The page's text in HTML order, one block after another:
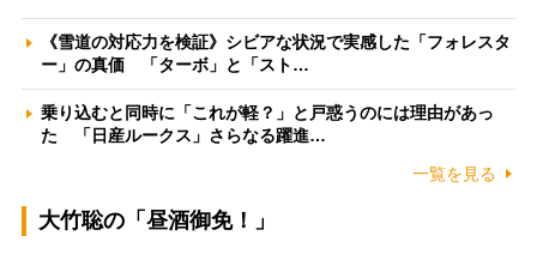
《雪道の対応力を検証》シビアな状況で実感した「フォレスタ
ー」の真価 「ターボ」と「スト…
乗り込むと同時に「これが軽？」と戸惑うのには理由があっ
た 「日産ルークス」さらなる躍進…
一覧を見る
大竹聡の「昼酒御免！」